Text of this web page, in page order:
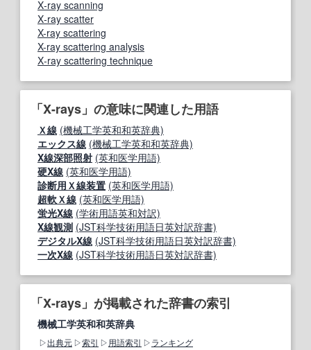
X‐ray scanning
X‐ray scatter
X-ray scattering
X-ray scattering analysis
X‐ray scattering technique
「X-rays」の意味に関連した用語
Ｘ線 (機械工学英和和英辞典)
エックス線 (機械工学英和和英辞典)
X線深部照射 (英和医学用語)
硬X線 (英和医学用語)
診断用Ｘ線装置 (英和医学用語)
超軟Ｘ線 (英和医学用語)
蛍光X線 (学術用語英和対訳)
X線観測 (JST科学技術用語日英対訳辞書)
デジタルX線 (JST科学技術用語日英対訳辞書)
一次X線 (JST科学技術用語日英対訳辞書)
「X-rays」が掲載された辞書の索引
機械工学英和和英辞典
出典元 索引 用語索引 ランキング